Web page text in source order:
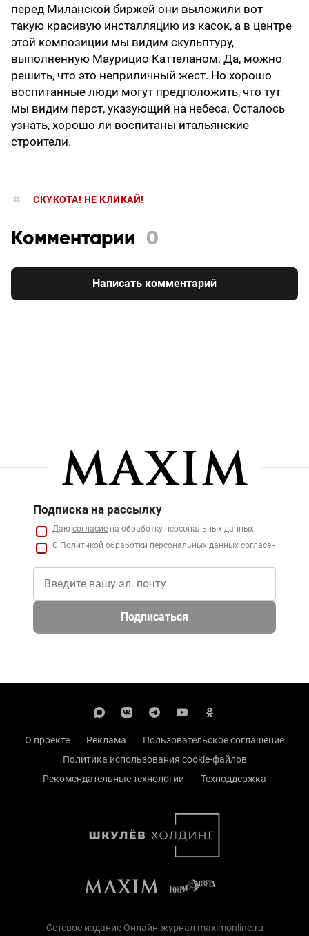
перед Миланской биржей они выложили вот
такую красивую инсталляцию из касок, а в центре
этой композиции мы видим скульптуру,
выполненную Маурицио Каттеланом. Да, можно
решить, что это неприличный жест. Но хорошо
воспитанные люди могут предположить, что тут
мы видим перст, указующий на небеса. Осталось
узнать, хорошо ли воспитаны итальянские
строители.
СКУКОТА! НЕ КЛИКАЙ!
Комментарии 0
Написать комментарий
Подписка на рассылку
Даю согласие на обработку персональных данных
С Политикой обработки персональных данных согласен
Подписаться
О проекте Реклама
Пользовательское соглашение
Политика использования cookie-файлов
Рекомендательные технологии
Техподдержка
Сетевое издание Онлайн-журнал maximonline.ru